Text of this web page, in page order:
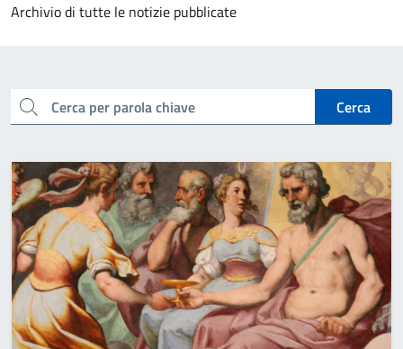
Archivio di tutte le notizie pubblicate
cerca Cerca